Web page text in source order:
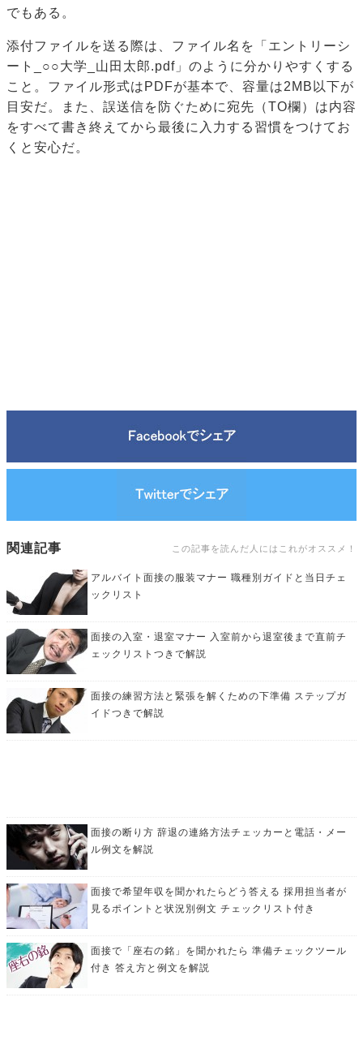
でもある。
添付ファイルを送る際は、ファイル名を「エントリーシ
ート_○○大学_山田太郎.pdf」のように分かりやすくする
こと。ファイル形式はPDFが基本で、容量は2MB以下が
目安だ。また、誤送信を防ぐために宛先（TO欄）は内容
をすべて書き終えてから最後に入力する習慣をつけてお
くと安心だ。
関連記事 この記事を読んだ人にはこれがオススメ！
アルバイト面接の服装マナー 職種別ガイドと当日チェ
ックリスト
面接の入室・退室マナー 入室前から退室後まで直前チ
ェックリストつきで解説
面接の練習方法と緊張を解くための下準備 ステップガ
イドつきで解説
面接の断り方 辞退の連絡方法チェッカーと電話・メー
ル例文を解説
面接で希望年収を聞かれたらどう答える 採用担当者が
見るポイントと状況別例文 チェックリスト付き
面接で「座右の銘」を聞かれたら 準備チェックツール
付き 答え方と例文を解説